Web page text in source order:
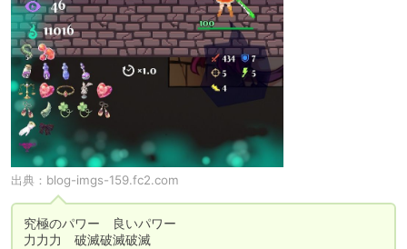
出典： blog-imgs-159.fc2.com
究極のパワー　良いパワー
力力力　破滅破滅破滅